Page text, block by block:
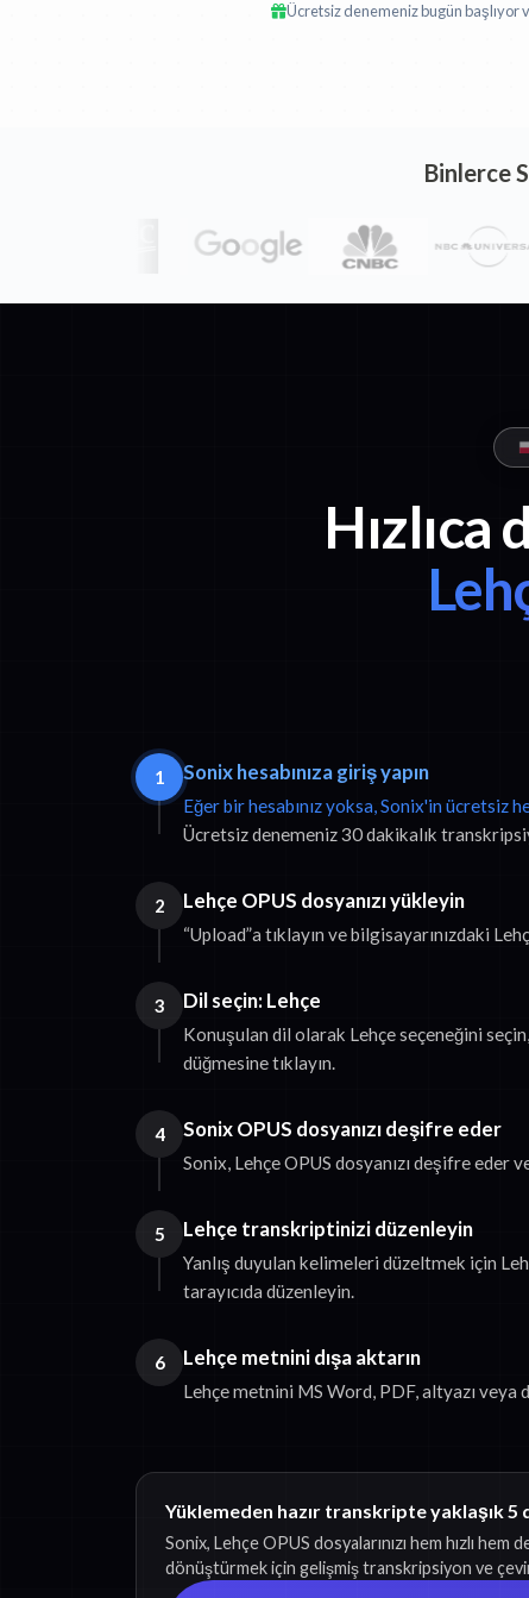
Ücretsiz denemeniz bugün başlıyor
Binlerce
1 Sonix hesabınıza giriş yapın
Eğer bir hesabınız yoksa, Sonix'in ücretsiz
Ücretsiz denemeniz 30 dakikalık
2 Lehçe OPUS dosyanızı yükleyin
“Upload”a tıklayın ve bilgisayarınızdaki
3 Dil seçin: Lehçe
Konuşulan dil olarak Lehçe seçeneğini
düğmesine tıklayın.
4 Sonix OPUS dosyanızı deşifre eder
Sonix, Lehçe OPUS dosyanızı deşifre eder
5 Lehçe transkriptinizi düzenleyin
Yanlış duyulan kelimeleri düzeltmek için
tarayıcıda düzenleyin.
6 Lehçe metnini dışa aktarın
Lehçe metnini MS Word, PDF, altyazı veya
Yüklemeden hazır transkripte yaklaşık 5
Sonix, Lehçe OPUS dosyalarınızı hem hızlı
dönüştürmek için gelişmiş transkripsiyon ve